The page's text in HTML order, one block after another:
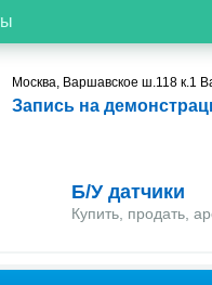
Москва, Варшавское ш.118 к.1
Запись на
Б/У датчики
Купить, продать,